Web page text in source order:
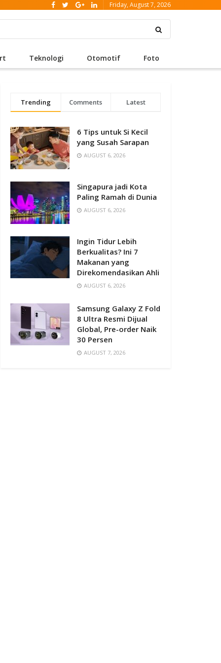
Friday, August 7, 2026
Teknologi Otomotif Foto
Trending Comments Latest
6 Tips untuk Si Kecil
yang Susah Sarapan
AUGUST 6, 2026
Singapura jadi Kota
Paling Ramah di Dunia
AUGUST 6, 2026
Ingin Tidur Lebih
Berkualitas? Ini 7
Makanan yang
Direkomendasikan Ahli
AUGUST 6, 2026
Samsung Galaxy Z Fold
8 Ultra Resmi Dijual
Global, Pre-order Naik
30 Persen
AUGUST 7, 2026